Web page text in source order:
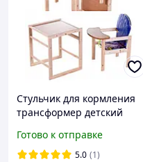
Стульчик для кормления
трансформер детский
стульчик трансформер
Готово к отправке
5.0 (1)